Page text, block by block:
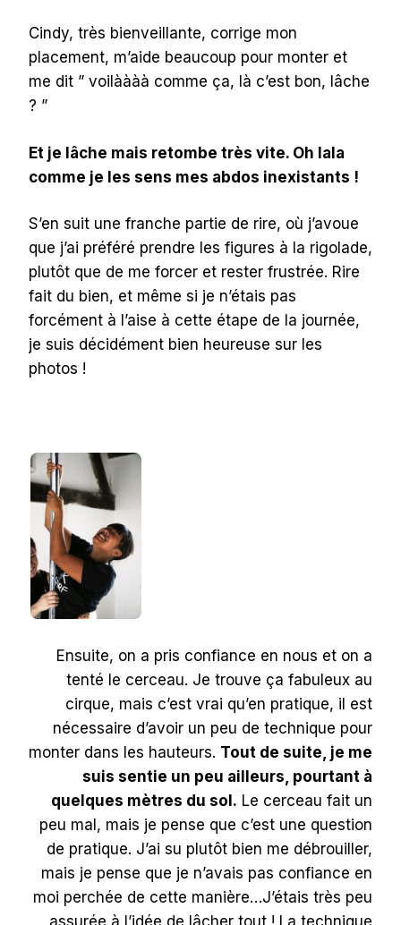
Cindy, très bienveillante, corrige mon
placement, m’aide beaucoup pour monter et
me dit ” voilàààà comme ça, là c’est bon, lâche
? ”
Et je lâche mais retombe très vite. Oh lala
comme je les sens mes abdos inexistants !
S’en suit une franche partie de rire, où j’avoue
que j’ai préféré prendre les figures à la rigolade,
plutôt que de me forcer et rester frustrée. Rire
fait du bien, et même si je n’étais pas
forcément à l’aise à cette étape de la journée,
je suis décidément bien heureuse sur les
photos !
Ensuite, on a pris confiance en nous et on a
tenté le cerceau. Je trouve ça fabuleux au
cirque, mais c’est vrai qu’en pratique, il est
nécessaire d’avoir un peu de technique pour
monter dans les hauteurs. Tout de suite, je me
suis sentie un peu ailleurs, pourtant à
quelques mètres du sol. Le cerceau fait un
peu mal, mais je pense que c’est une question
de pratique. J’ai su plutôt bien me débrouiller,
mais je pense que je n’avais pas confiance en
moi perchée de cette manière…J’étais très peu
assurée à l’idée de lâcher tout ! La technique